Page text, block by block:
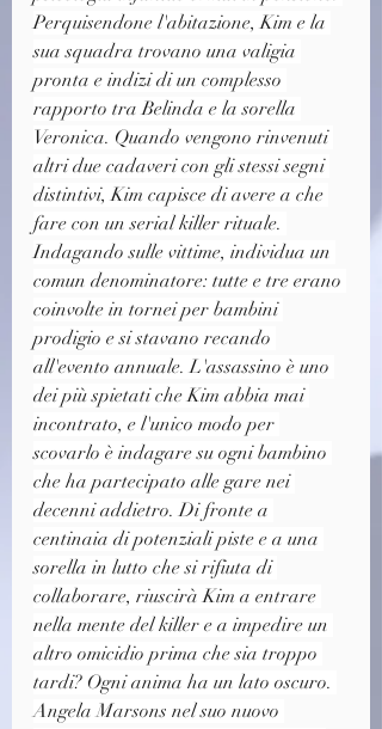
Perquisendone l'abitazione, Kim e la
sua squadra trovano una valigia
pronta e indizi di un complesso
rapporto tra Belinda e la sorella
Veronica. Quando vengono rinvenuti
altri due cadaveri con gli stessi segni
distintivi, Kim capisce di avere a che
fare con un serial killer rituale.
Indagando sulle vittime, individua un
comun denominatore: tutte e tre erano
coinvolte in tornei per bambini
prodigio e si stavano recando
all'evento annuale. L'assassino è uno
dei più spietati che Kim abbia mai
incontrato, e l'unico modo per
scovarlo è indagare su ogni bambino
che ha partecipato alle gare nei
decenni addietro. Di fronte a
centinaia di potenziali piste e a una
sorella in lutto che si rifiuta di
collaborare, riuscirà Kim a entrare
nella mente del killer e a impedire un
altro omicidio prima che sia troppo
tardi? Ogni anima ha un lato oscuro.
Angela Marsons nel suo nuovo